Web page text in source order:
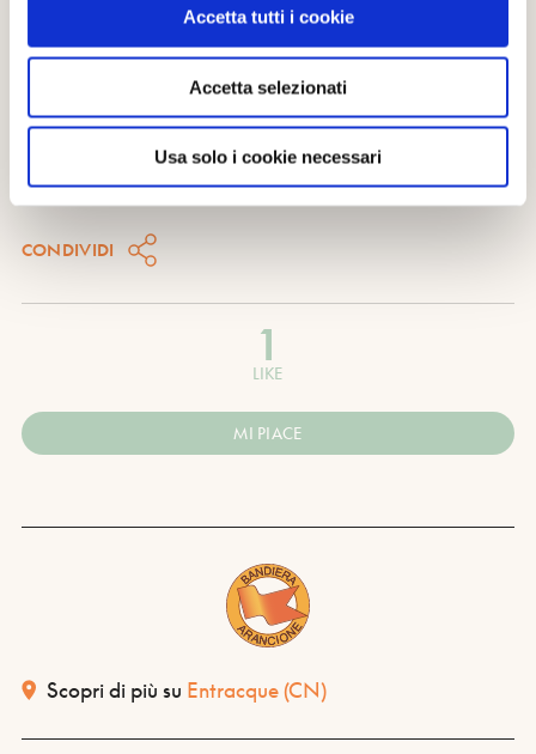
Accetta tutti i cookie
Accetta selezionati
Usa solo i cookie necessari
CONDIVIDI
1
LIKE
MI PIACE
Scopri di più su Entracque(CN)